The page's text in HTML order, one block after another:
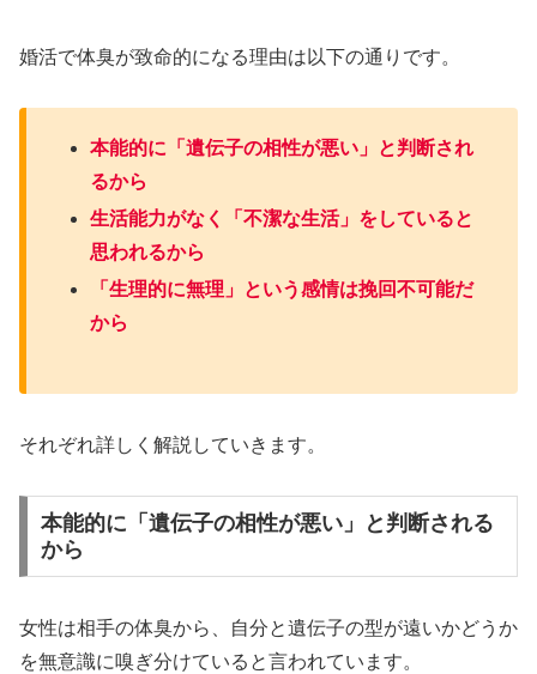
婚活で体臭が致命的になる理由は以下の通りです。
本能的に「遺伝子の相性が悪い」と判断され
るから
生活能力がなく「不潔な生活」をしていると
思われるから
「生理的に無理」という感情は挽回不可能だ
から
それぞれ詳しく解説していきます。
本能的に「遺伝子の相性が悪い」と判断される
から
女性は相手の体臭から、自分と遺伝子の型が遠いかどうか
を無意識に嗅ぎ分けていると言われています。